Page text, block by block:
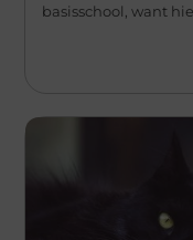
basisschool, want